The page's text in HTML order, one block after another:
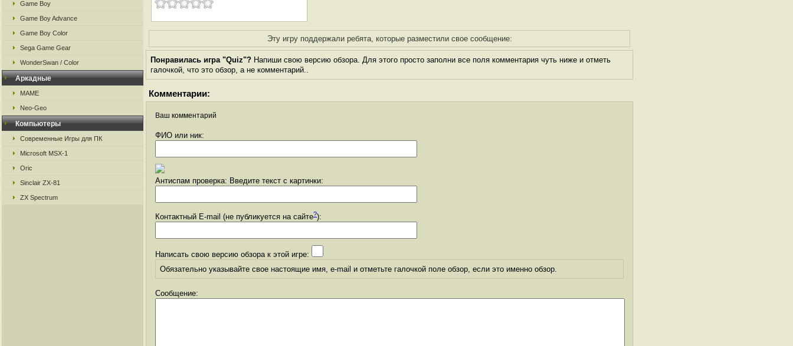
Game Boy
Game Boy Advance
Game Boy Color
Sega Game Gear
WonderSwan / Color
Аркадные
MAME
Neo-Geo
Компьютеры
Современные Игры для ПК
Microsoft MSX-1
Oric
Sinclair ZX-81
ZX Spectrum
Эту игру поддержали ребята, которые разместили свое сообщение:
Понравилась игра "Quiz"? Напиши свою версию обзора. Для этого просто заполни все поля комментария чуть ниже и отметь
галочкой, что это обзор, а не комментарий..
Комментарии:
Ваш комментарий
ФИО или ник:
Антиспам проверка: Введите текст с картинки:
Контактный E-mail (не публикуется на сайте?):
Написать свою версию обзора к этой игре:
Обязательно указывайте свое настоящие имя, e-mail и отметьте галочкой поле обзор, если это именно обзор.
Сообщение: